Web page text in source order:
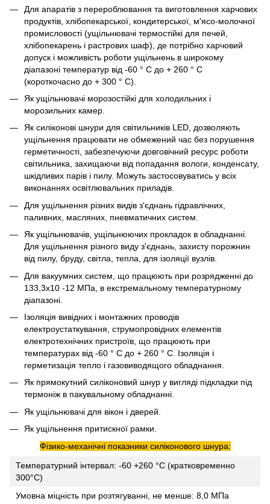
Для апаратів з перероблювання та виготовлення харчових
продуктів, хлібопекарської, кондитерської, м'ясо-молочної
промисловості (ущільнювачі термостійкі для печей,
хлібопекарень і растрових шаф), де потрібно харчовий
допуск і можливість роботи ущільнень в широкому
діапазоні температур від -60 ° С до + 260 ° С
(короткочасно до + 300 ° С).
Як ущільнювачі морозостійкі для холодильних і
морозильних камер.
Як силіконові шнури для світильників LED, дозволяють
ущільнення працювати не обмежений час без порушення
герметичності, забезпечуючи довговічний ресурс роботи
світильника, захищаючи від попадання вологи, конденсату,
шкідливих парів і пилу. Можуть застосовуватись у всіх
виконаннях освітлювальних приладів.
Для ущільнення різних видів з'єднань гідравлічних,
паливних, масляних, пневматичних систем.
Як ущільнювачів, ущільнюючих прокладок в обладнанні.
Для ущільнення різного виду з'єднань, захисту порожнин
від пилу, бруду, світла, тепла, для ізоляції вузлів.
Для вакуумних систем, що працюють при розрядженні до
133,3х10 -12 МПа, в екстремальному температурному
діапазоні.
Ізоляція вивідних і монтажних проводів
електроустаткування, струмопровідних елементів
електротехнічних пристроїв, що працюють при
температурах від -60 ° С до + 260 ° С. Ізоляція і
герметизація тепло і газовиводящого обладнання.
Як прямокутний силіконовий шнур у вигляді підкладки під
термоніж в пакувальному обладнанні.
Як ущільнювачі для вікон і дверей.
Як ущільнення притискної рамки.
Фізико-механічні показники силіконового шнура:
Температурний інтервал: -60 +260 °C (кратковременно
300°C)
Умовна міцність при розтягуванні, не менше: 8,0 МПа